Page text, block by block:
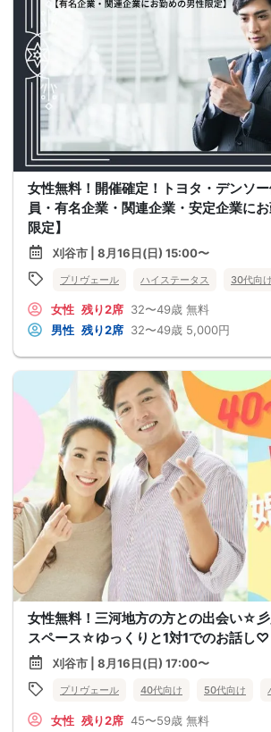
女性無料！開催確定！トヨタ・デンソ
員・有名企業・関連企業・安定企業に
限定】
刈谷市 | 8月16日(日) 15:00〜
プリヴェール ハイステータス 30代向け
女性 残り2席 32〜49歳 無料
男性 残り2席 32〜49歳 5,000円
女性無料！三河地方の方との出会い☆
スペース☆ゆっくりと1対1でのお話し♡
刈谷市 | 8月16日(日) 17:00〜
プリヴェール 40代向け 50代向け
女性 残り2席 45〜59歳 無料